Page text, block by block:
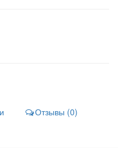
Отзывы (0)